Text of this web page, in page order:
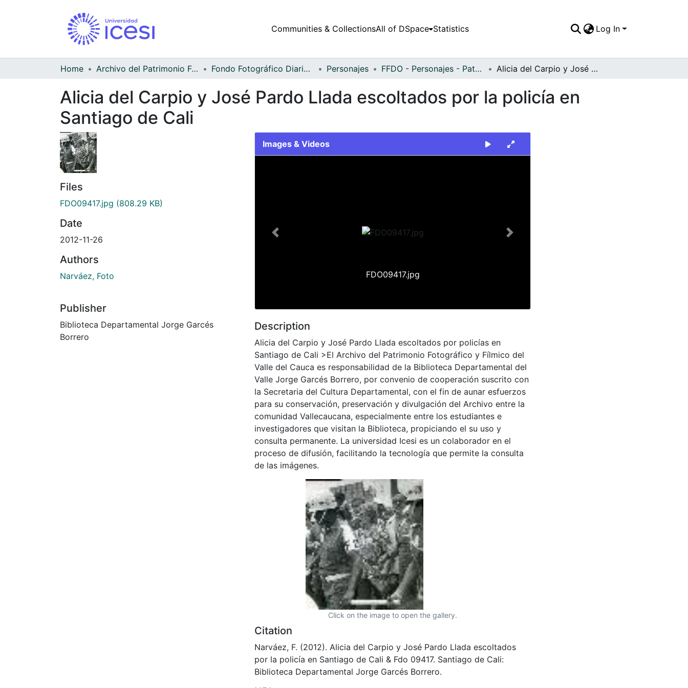
Communities & CollectionsAll of DSpace Statistics Log In
Home Archivo del Patrimonio Fotográfico y Fílmico del Valle del Cauca Fondo Fotográfico Diario Occidente Personajes FFDO - Personajes - Patrimonial Alicia del Carpio y José Pardo Llada escoltados por la policía en Santiago de Cali
Alicia del Carpio y José Pardo Llada escoltados por la policía en
Santiago de Cali
Files
FDO09417.jpg (808.29 KB)
Date
2012-11-26
Authors
Narváez, Foto
Publisher
Biblioteca Departamental Jorge Garcés
Borrero
Images & Videos
FDO09417.jpg
Previous Next
Description
Alicia del Carpio y José Pardo Llada escoltados por policías en
Santiago de Cali >El Archivo del Patrimonio Fotográfico y Fílmico del
Valle del Cauca es responsabilidad de la Biblioteca Departamental del
Valle Jorge Garcés Borrero, por convenio de cooperación suscrito con
la Secretaria del Cultura Departamental, con el fin de aunar esfuerzos
para su conservación, preservación y divulgación del Archivo entre la
comunidad Vallecaucana, especialmente entre los estudiantes e
investigadores que visitan la Biblioteca, propiciando el su uso y
consulta permanente. La universidad Icesi es un colaborador en el
proceso de difusión, facilitando la tecnología que permite la consulta
de las imágenes.
Click on the image to open the gallery.
Citation
Narváez, F. (2012). Alicia del Carpio y José Pardo Llada escoltados
por la policía en Santiago de Cali & Fdo 09417. Santiago de Cali:
Biblioteca Departamental Jorge Garcés Borrero.